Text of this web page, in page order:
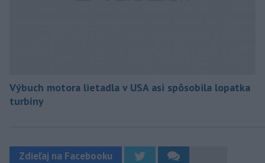
Výbuch motora lietadla v USA asi spôsobila lopatka
turbíny
Zdieľaj na Facebooku